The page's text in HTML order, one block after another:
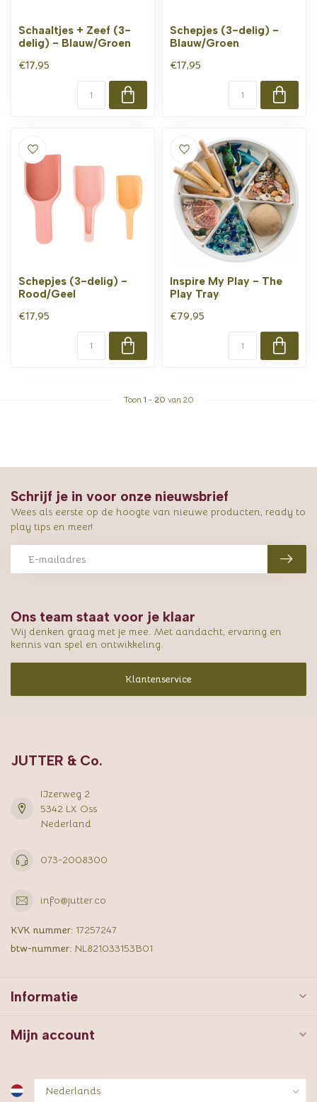
Schaaltjes + Zeef (3-
delig) - Blauw/Groen
€17,95
Schepjes (3-delig) -
Blauw/Groen
€17,95
Schepjes (3-delig) -
Rood/Geel
€17,95
Inspire My Play - The
Play Tray
€79,95
Toon 1 - 20 van 20
Ons team staat voor je klaar
Wij denken graag met je mee. Met aandacht, ervaring en
kennis van spel en ontwikkeling.
Klantenservice
Schrijf je in voor onze nieuwsbrief
Wees als eerste op de hoogte van nieuwe producten, ready to
play tips en meer!
JUTTER & Co.
IJzerweg 2
5342 LX Oss
Nederland
073-2008300
info@jutter.co
KVK nummer: 17257247
btw-nummer: NL821033153B01
Informatie
Mijn account